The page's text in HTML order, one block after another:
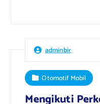
adminbir
Otomotif Mobil
Mengikuti